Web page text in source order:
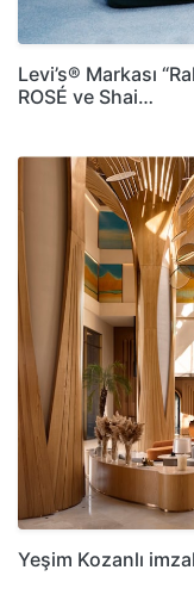
Levi’s® Markası
ROSÉ ve Shai…
Yeşim Kozanlı